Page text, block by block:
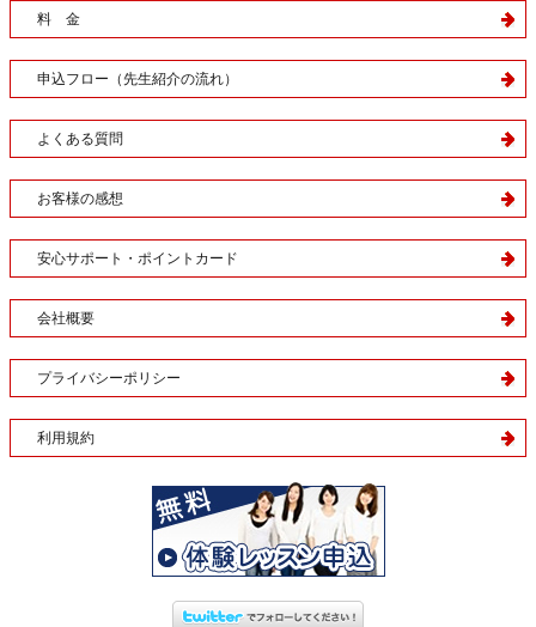
料 金
申込フロー（先生紹介の流れ）
よくある質問
お客様の感想
安心サポート・ポイントカード
会社概要
プライバシーポリシー
利用規約